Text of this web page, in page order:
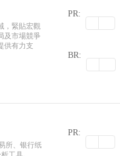
，緊貼宏觀
及市場競爭
供有力支
PR:
BR:
所、银行纸
PR: